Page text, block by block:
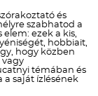
és
szabhatod a
ezek a kis,
hobbiait,
hogy közben
vagy
témában és
saját ízlésének